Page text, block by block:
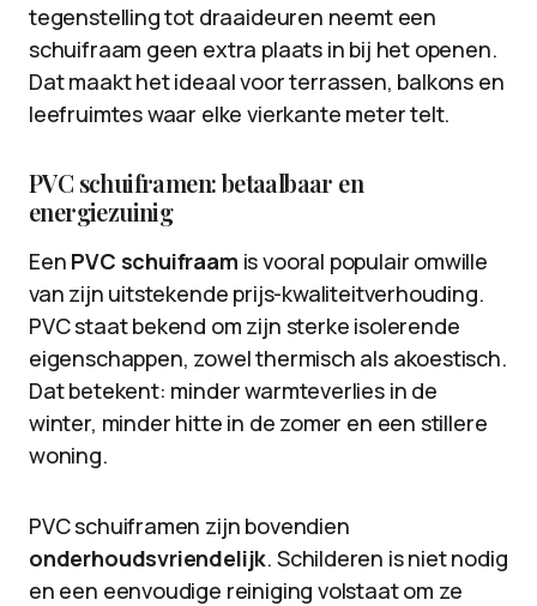
tegenstelling tot draaideuren neemt een
schuifraam geen extra plaats in bij het openen.
Dat maakt het ideaal voor terrassen, balkons en
leefruimtes waar elke vierkante meter telt.
PVC schuiframen: betaalbaar en
energiezuinig
Een PVC schuifraam is vooral populair omwille
van zijn uitstekende prijs-kwaliteitverhouding.
PVC staat bekend om zijn sterke isolerende
eigenschappen, zowel thermisch als akoestisch.
Dat betekent: minder warmteverlies in de
winter, minder hitte in de zomer en een stillere
woning.
PVC schuiframen zijn bovendien
onderhoudsvriendelijk. Schilderen is niet nodig
en een eenvoudige reiniging volstaat om ze